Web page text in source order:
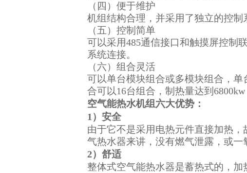
（四）便于维护
机组结构合理，并采用了独立的控制
（五）控制简单
可以采用485通信接口和触摸屏控制
系统连接。
（六）组合灵活
可以单台模块组合或多模块组合，单
合可以16台组合，制热量达到
空气能热水机组 六大优势：
1） 安全
由于它不是采用电热元件直接加热
气热水器来讲，没有燃气泄露，或一
2） 舒适
整体式空气能热水器是蓄热式的，